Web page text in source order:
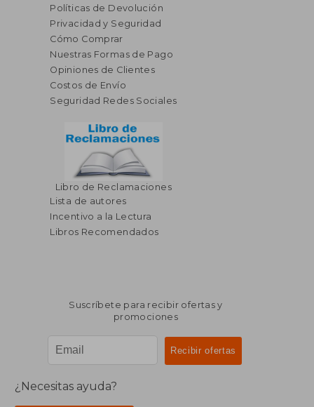
40%
dcto.
$ 186.71
$ 112.02
Políticas de Devolución
Privacidad y Seguridad
Cómo Comprar
Nuestras Formas de Pago
Opiniones de Clientes
Costos de Envío
Seguridad Redes Sociales
Libro de Reclamaciones
Lista de autores
Incentivo a la Lectura
Libros Recomendados
Suscríbete para recibir ofertas y
promociones
¿Necesitas ayuda?